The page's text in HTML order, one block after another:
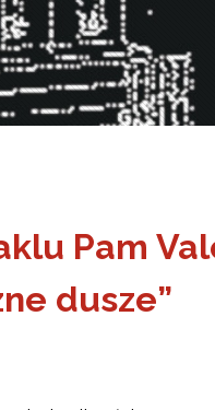
i wdrażania standardów
Pam
dusze”